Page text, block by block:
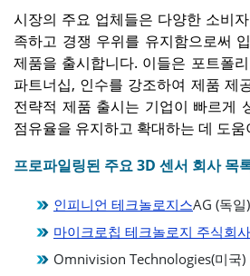
시장의 주요 업체들은 다양한 소비
족하고 경쟁 우위를 유지함으로써
제품을 출시합니다. 이들은 포트폴
파트너십, 인수를 강조하여 제품 제
전략적 제품 출시는 기업이 빠르게
점유율을 유지하고 확대하는 데 도움
프로파일링된 주요 3D 센서 회사 목
인피니언 테크놀로지스AG (독일)
마이크로칩 테크놀로지 주식회사
Omnivision Technologies(미국)